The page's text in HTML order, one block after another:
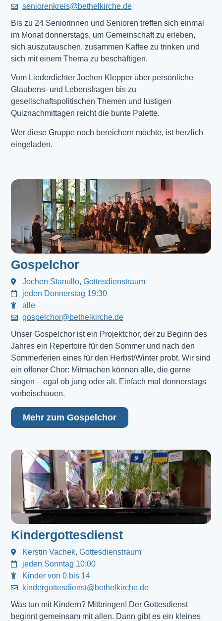
seniorenkreis@bethelkirche.de
Bis zu 24 Seniorinnen und Senioren treffen sich einmal
im Monat donnerstags, um Gemeinschaft zu erleben,
sich auszutauschen, zusammen Kaffee zu trinken und
sich mit einem Thema zu beschäftigen.
Vom Liederdichter Jochen Klepper über persönliche
Glaubens- und Lebensfragen bis zu
gesellschaftspolitischen Themen und lustigen
Quiznachmittagen reicht die bunte Palette.
Wer diese Gruppe noch bereichern möchte, ist herzlich
eingeladen.
Gospelchor
Jochen Stanullo, Gottesdienstraum
jeden Donnerstag 19:30
alle
gospelchor@bethelkirche.de
Unser Gospelchor ist ein Projektchor, der zu Beginn des
Jahres ein Repertoire für den Sommer und nach den
Sommerferien eines für den Herbst/Winter probt. Wir sind
ein offener Chor: Mitmachen können alle, die gerne
singen – egal ob jung oder alt. Einfach mal donnerstags
vorbeischauen.
Mehr zum Gospelchor
Kindergottesdienst
Kerstin Vachek, Gottesdienstraum
jeden Sonntag 10:00
Kinder von 0 bis 14
kindergottesdienst@bethelkirche.de
Was tun mit Kindern? Mitbringen! Der Gottesdienst
beginnt gemeinsam mit allen. Dann gibt es ein kleines